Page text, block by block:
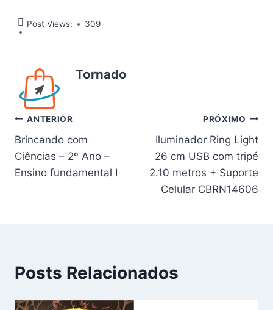
Post Views: 309
Tornado
Navegação
de
Post
ANTERIOR
Brincando com
Ciências – 2º Ano –
Ensino fundamental I
PRÓXIMO
Iluminador Ring Light
26 cm USB com tripé
2.10 metros + Suporte
Celular CBRN14606
Posts Relacionados